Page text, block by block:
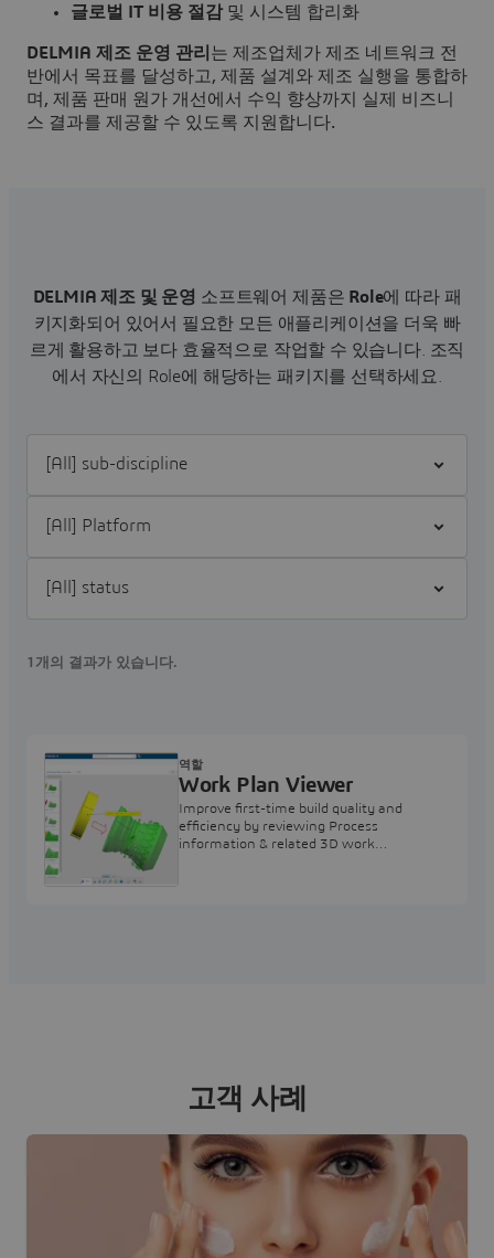
글로벌 IT 비용 절감 및 시스템 합리화
DELMIA 제조 운영 관리 는 제조업체가 제조 네트워크 전
반에서 목표를 달성하고, 제품 설계와 제조 실행을 통합하
며, 제품 판매 원가 개선에서 수익 향상까지 실제 비즈니
스 결과를 제공할 수 있도록 지원합니다.
DELMIA 제조 및 운영 소프트웨어 제품은 Role에 따라 패
키지화되어 있어서 필요한 모든 애플리케이션을 더욱 빠
르게 활용하고 보다 효율적으로 작업할 수 있습니다. 조직
에서 자신의 Role에 해당하는 패키지를 선택하세요.
1개의 결과가 있습니다.
Work Plan Viewer
Improve first-time build quality and
efficiency by reviewing Process
information & related 3D work
역할
고객 사례